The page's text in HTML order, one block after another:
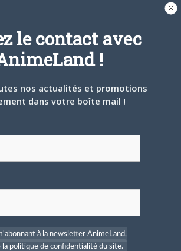
L'AUTEUR
MATTHIEU PINON
Hors-Série
est
le contact avec
!
nos actualités et promotions
dans votre boîte mail !
à la newsletter AnimeLand,
la politique de confidentialité du site.